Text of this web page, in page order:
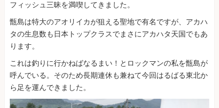
フィッシュ三昧を満喫してきました。
甑島は特大のアオリイカが狙える聖地で有名ですが、アカハ
タの生息数も日本トップクラスでまさにアカハタ天国でもあ
ります。
これは釣りに行かねばなるまい！とロックマンの私を甑島が
呼んでいる。そのため長期連休も兼ねて今回はるばる東北か
ら足を運んできました。